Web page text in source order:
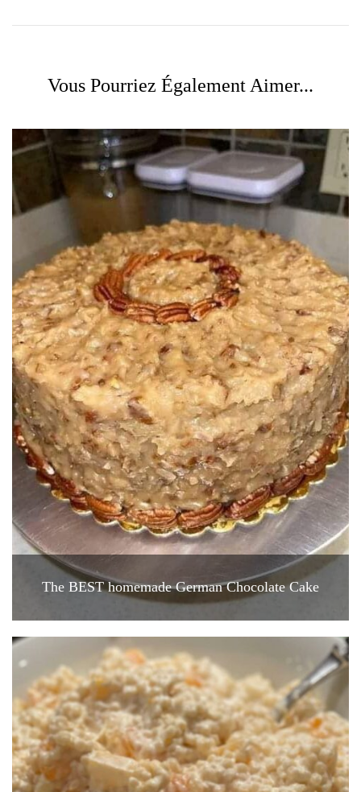
Vous Pourriez Également Aimer...
The BEST homemade German Chocolate Cake